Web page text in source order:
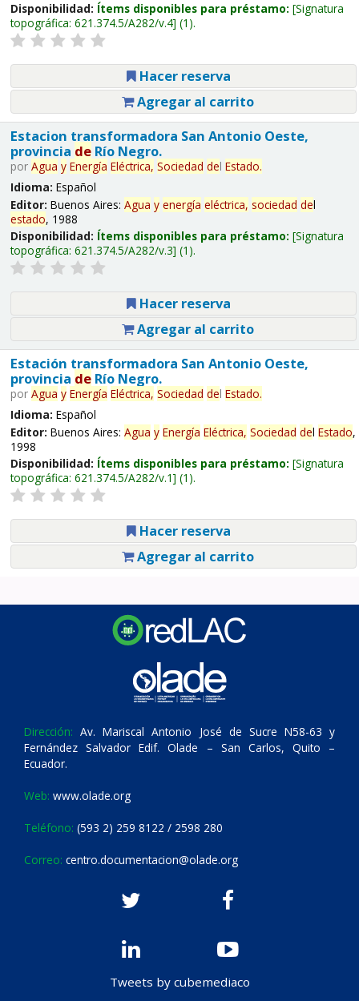
Disponibilidad: Ítems disponibles para préstamo: Signatura
topográfica: 621.374.5/A282/v.4 (1).
Hacer reserva
Agregar al carrito
Estacion transformadora San Antonio Oeste,
provincia deRío Negro.
por Agua y Energía Eléctrica, Sociedad del Estado.
Idioma: Español
Editor: Buenos Aires: Agua y energía eléctrica, sociedad del
estado, 1988
Disponibilidad: Ítems disponibles para préstamo: Signatura
topográfica: 621.374.5/A282/v.3 (1).
Hacer reserva
Agregar al carrito
Estación transformadora San Antonio Oeste,
provincia deRío Negro.
por Agua y Energía Eléctrica, Sociedad del Estado.
Idioma: Español
Editor: Buenos Aires: Agua y Energía Eléctrica, Sociedad del Estado,
1998
Disponibilidad: Ítems disponibles para préstamo: Signatura
topográfica: 621.374.5/A282/v.1 (1).
Hacer reserva
Agregar al carrito
Dirección: Av. Mariscal Antonio José de Sucre N58-63 y
Fernández Salvador Edif. Olade – San Carlos, Quito –
Ecuador.
Web: www.olade.org
Teléfono: (593 2) 259 8122 / 2598 280
Correo: centro.documentacion@olade.org
Tweets by cubemediaco